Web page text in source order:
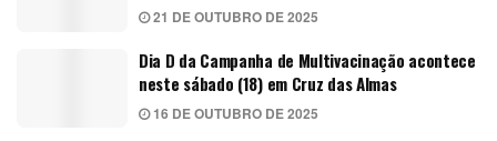
21 DE OUTUBRO DE 2025
Dia D da Campanha de Multivacinação acontece
neste sábado (18) em Cruz das Almas
16 DE OUTUBRO DE 2025